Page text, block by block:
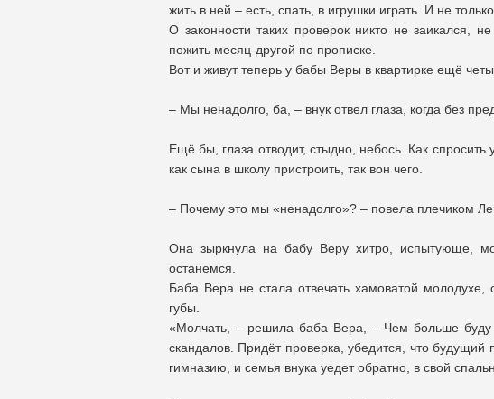
жить в ней – есть, спать, в игрушки играть. И не
О законности таких проверок никто не заикался,
пожить месяц-другой по прописке.
Вот и живут теперь у бабы Веры в квартирке ещё
– Мы ненадолго, ба, – внук отвел глаза, когда без
Ещё бы, глаза отводит, стыдно, небось. Как
как сына в школу пристроить, так вон чего.
– Почему это мы «ненадолго»? – повела плечиком
Она зыркнула на бабу Веру хитро, испытующе,
останемся.
Баба Вера не стала отвечать хамоватой
губы.
«Молчать, – решила баба Вера, – Чем больше буду
скандалов. Придёт проверка, убедится, что
гимназию, и семья внука уедет обратно, в свой